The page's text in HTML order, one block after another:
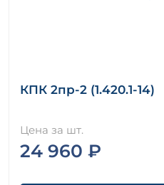
КПК 2пр-2 (1.420.1-14)
Цена за шт.
24 960 ₽